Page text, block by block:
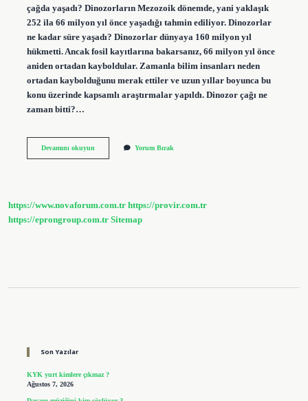
çağda yaşadı? Dinozorların Mezozoik dönemde, yani yaklaşık
252 ila 66 milyon yıl önce yaşadığı tahmin ediliyor. Dinozorlar
ne kadar süre yaşadı? Dinozorlar dünyaya 160 milyon yıl
hükmetti. Ancak fosil kayıtlarına bakarsanız, 66 milyon yıl önce
aniden ortadan kayboldular. Zamanla bilim insanları neden
ortadan kaybolduğunu merak ettiler ve uzun yıllar boyunca bu
konu üzerinde kapsamlı araştırmalar yapıldı. Dinozor çağı ne
zaman bitti?…
Devamını okuyunDinozorlar
Yorum Bırak
https://www.novaforum.com.tr https://provir.com.tr
https://eprongroup.com.tr Sitemap
Son Yazılar
KYK yurt kimlere çıkmaz ?
Ağustos 7, 2026